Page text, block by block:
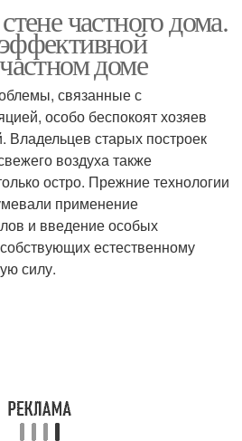
частного дома.
доме
связанные с
особо беспокоят хозяев
Владельцев старых построек
воздуха также
остро. Прежние технологии
применение
и введение особых
естественному
силу.